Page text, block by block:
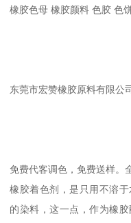
橡胶色母 橡胶颜料 色胶 色
东莞市宏赞橡胶原料有限公
免费代客调色，免费送样。
橡胶着色剂，是只用不溶
的染料，这一点，作为橡